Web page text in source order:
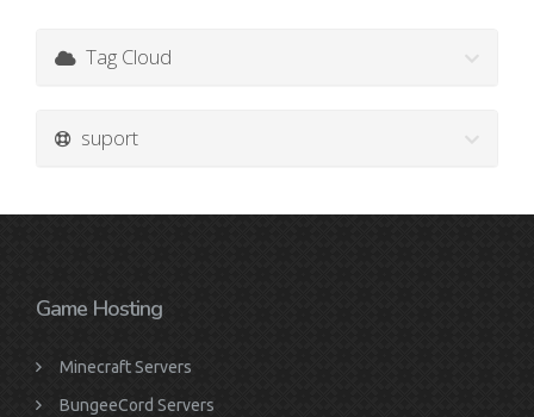
Tag Cloud
suport
Game Hosting
Minecraft Servers
BungeeCord Servers